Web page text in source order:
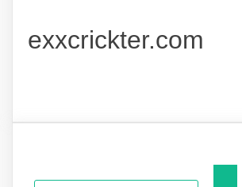
exxcrickter.com